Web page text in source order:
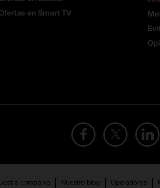
en Smart TV
compañía Nuestro blog Operadores